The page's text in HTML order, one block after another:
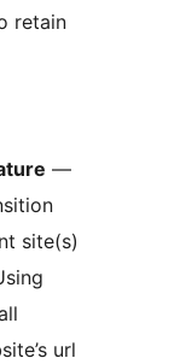
retain
—
site(s)
url